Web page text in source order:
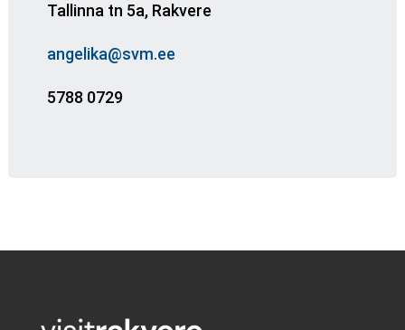
Tallinna tn 5a, Rakvere
angelika@svm.ee
5788 0729